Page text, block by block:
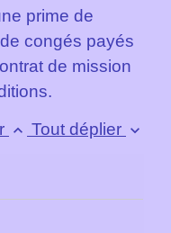
prime de
congés payés
de mission
keyboard_arrow_up Tout déplier keyboard_arrow_down